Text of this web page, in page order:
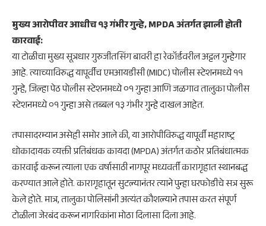
मुख्य आरोपीवर आधीच १३ गंभीर गुन्हे, MPDA अंतर्गत झाली होती
कारवाई:
​या टोळीचा मुख्य सूत्रधार गुरुजीतसिंग बावरी हा रेकॉर्डवरील अट्टल गुन्हेगार
आहे. त्याच्याविरुद्ध यापूर्वीच एमआयडीसी (MIDC) पोलीस स्टेशनमध्ये ११
गुन्हे, जिल्हा पेठ पोलीस स्टेशनमध्ये ०१ गुन्हा आणि जळगाव तालुका पोलीस
स्टेशनमध्ये ०१ गुन्हा असे तब्बल १३ गंभीर गुन्हे दाखल आहेत.
​तपासादरम्यान असेही समोर आले की, या आरोपीविरुद्ध यापूर्वी महाराष्ट्र
धोकादायक व्यक्ती प्रतिबंधक कायदा (MPDA) अंतर्गत कठोर प्रतिबंधात्मक
कारवाई करून त्याला एक वर्षासाठी नागपूर मध्यवर्ती कारागृहात स्थानबद्ध
करण्यात आले होते. कारागृहातून सुटल्यानंतर त्याने पुन्हा घरफोडीचे सत्र सुरू
केले होते. मात्र, तालुका पोलिसांनी अत्यंत कौशल्याने तपास करत संपूर्ण
टोळीला जेरबंद करून नागरिकांना मोठा दिलासा दिला आहे.